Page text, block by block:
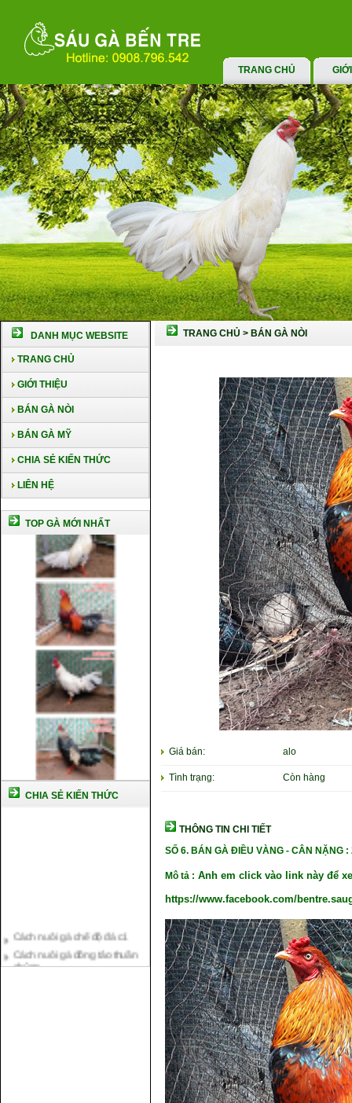
TRANG CHỦ
DANH MỤC WEBSITE
TRANG CHỦ
GIỚI THIỆU
BÁN GÀ NÒI
BÁN GÀ MỸ
CHIA SẺ KIẾN THỨC
LIÊN HỆ
TOP GÀ MỚI NHẤT
CHIA SẺ KIẾN THỨC
Cách nuôi gà đông tảo thuần
chủng
Kỹ thuật nuôi gà con mới nở
TRANG CHỦ > BÁN GÀ NÒI
Giá bán: alo
Tình trạng: Còn hàng
THÔNG TIN CHI TIẾT
SỐ 6. BÁN GÀ ĐIỀU VÀNG - CÂN NẶNG :
Mô tả : Anh em click vào link này để
https://www.facebook.com/